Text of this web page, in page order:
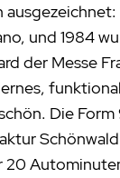
und 1984
der Messe
Die
20